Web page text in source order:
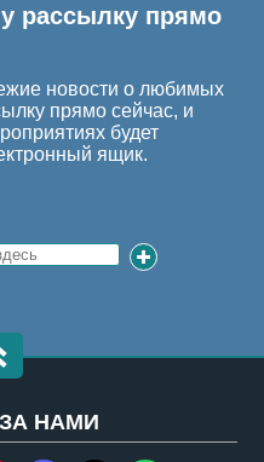
рассылку прямо
новости о любимых
прямо сейчас, и
будет
ящик.
НАМИ